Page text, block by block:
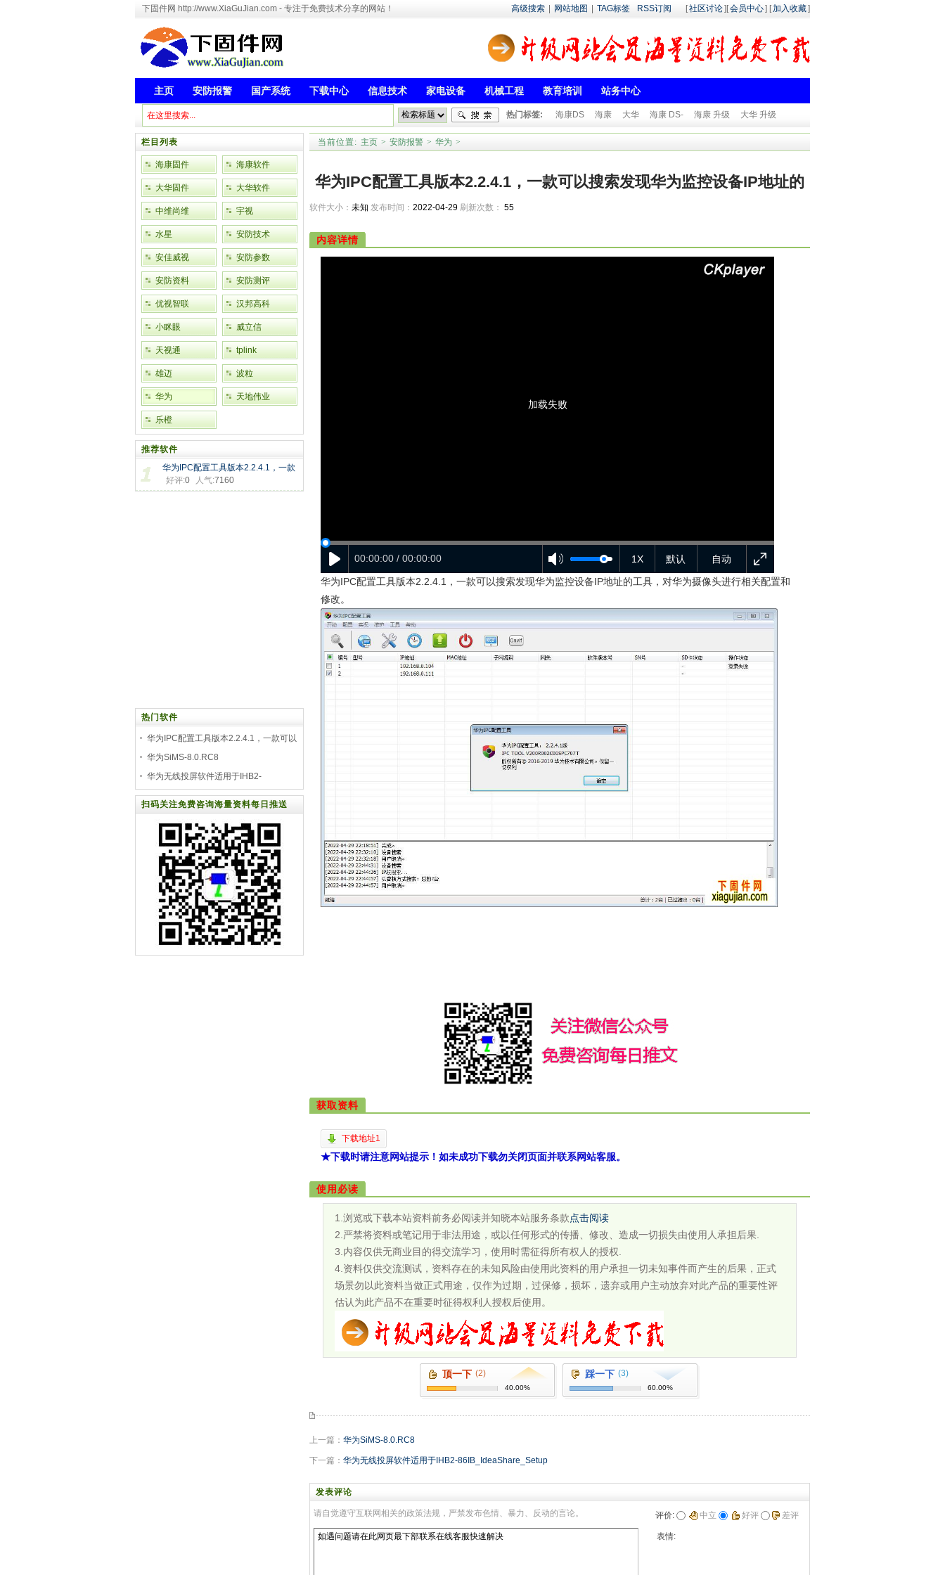
下固件网 http://www.XiaGuJian.com - 专注于免费技术分享的网站！ 高级搜索 网站地图 TAG标签 RSS订阅 [社区讨论][会员中心] [加入收藏]
主页 安防报警 国产系统 下载中心 信息技术 家电设备 机械工程 教育培训 站务中心
热门标签: 海康DS 海康 大华 海康 DS- 海康 升级 大华 升级
当前位置: 主页 > 安防报警 > 华为 >
华为IPC配置工具版本2.2.4.1，一款可以搜索发现华为监控设备IP地址的
软件大小： 未知 发布时间： 2022-04-29 刷新次数： 55
内容详情
自动
1X 默认
00:00:00 / 00:00:00
加载失败
华为IPC配置工具版本2.2.4.1，一款可以搜索发现华为监控设备IP地址的工具，对华为摄像头进行相关配置和
修改。
获取资料
下载地址1
★下载时请注意网站提示！如未成功下载勿关闭页面并联系网站客服。
使用必读
1.浏览或下载本站资料前务必阅读并知晓本站服务条款点击阅读
2.严禁将资料或笔记用于非法用途，或以任何形式的传播、修改、造成一切损失由使用人承担后果.
3.内容仅供无商业目的得交流学习，使用时需征得所有权人的授权.
4.资料仅供交流测试，资料存在的未知风险由使用此资料的用户承担一切未知事件而产生的后果，正式
场景勿以此资料当做正式用途，仅作为过期，过保修，损坏，遗弃或用户主动放弃对此产品的重要性评
估认为此产品不在重要时征得权利人授权后使用。
顶一下 (2)
40.00%
踩一下 (3)
60.00%
上一篇： 华为SiMS-8.0.RC8
下一篇： 华为无线投屏软件适用于IHB2-86IB_IdeaShare_Setup
发表评论
请自觉遵守互联网相关的政策法规，严禁发布色情、暴力、反动的言论。 评价: 中立 好评 差评
表情:
栏目列表
海康固件 海康软件
大华固件 大华软件
中维尚维 宇视
水星 安防技术
安佳威视 安防参数
安防资料 安防测评
优视智联 汉邦高科
小眯眼 威立信
天视通 tplink
雄迈 波粒
华为 天地伟业
乐橙
推荐软件
华为IPC配置工具版本2.2.4.1，一款
可
好评:0 人气:7160
热门软件
华为IPC配置工具版本2.2.4.1，一款可以
搜索发现华
华为SiMS-8.0.RC8
华为无线投屏软件适用于IHB2-
86IB_IdeaShare_Setup
扫码关注免费咨询海量资料每日推送